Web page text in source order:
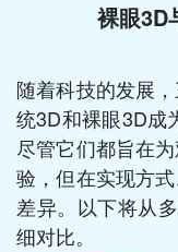
裸眼3D
随着科技的发展
统3D和裸眼3D成
尽管它们都旨在
验，但在实现方
差异。以下将从
细对比。